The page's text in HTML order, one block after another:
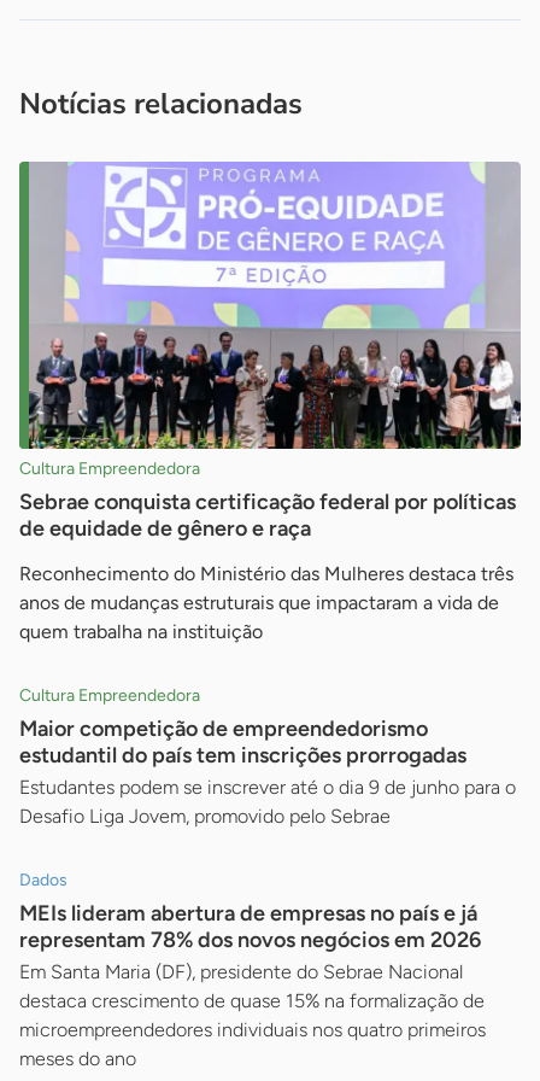
Notícias relacionadas
Cultura Empreendedora
Sebrae conquista certificação federal por políticas
de equidade de gênero e raça
Reconhecimento do Ministério das Mulheres destaca três
anos de mudanças estruturais que impactaram a vida de
quem trabalha na instituição
Cultura Empreendedora
Maior competição de empreendedorismo
estudantil do país tem inscrições prorrogadas
Estudantes podem se inscrever até o dia 9 de junho para o
Desafio Liga Jovem, promovido pelo Sebrae
Dados
MEIs lideram abertura de empresas no país e já
representam 78% dos novos negócios em 2026
Em Santa Maria (DF), presidente do Sebrae Nacional
destaca crescimento de quase 15% na formalização de
microempreendedores individuais nos quatro primeiros
meses do ano